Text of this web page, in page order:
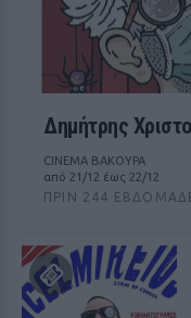
Δημήτρης
CINEMA ΒΑΚΟΥΡΑ
από 21/12 έως 22/12
ΠΡΙΝ 244